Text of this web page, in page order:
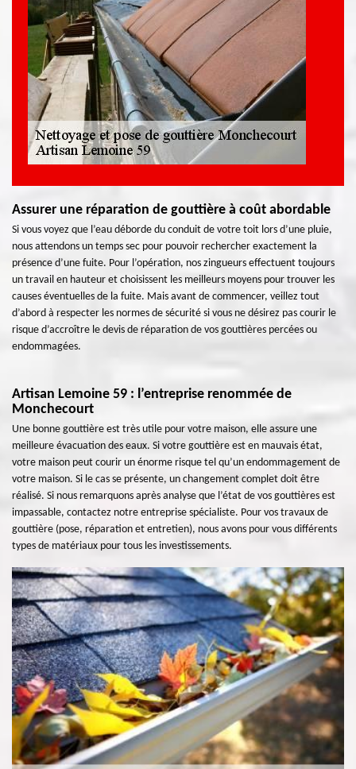
Assurer une réparation de gouttière à coût abordable
Si vous voyez que l’eau déborde du conduit de votre toit lors d’une pluie,
nous attendons un temps sec pour pouvoir rechercher exactement la
présence d’une fuite. Pour l’opération, nos zingueurs effectuent toujours
un travail en hauteur et choisissent les meilleurs moyens pour trouver les
causes éventuelles de la fuite. Mais avant de commencer, veillez tout
d’abord à respecter les normes de sécurité si vous ne désirez pas courir le
risque d’accroître le devis de réparation de vos gouttières percées ou
endommagées.
Artisan Lemoine 59 : l’entreprise renommée de
Monchecourt
Une bonne gouttière est très utile pour votre maison, elle assure une
meilleure évacuation des eaux. Si votre gouttière est en mauvais état,
votre maison peut courir un énorme risque tel qu’un endommagement de
votre maison. Si le cas se présente, un changement complet doit être
réalisé. Si nous remarquons après analyse que l’état de vos gouttières est
impassable, contactez notre entreprise spécialiste. Pour vos travaux de
gouttière (pose, réparation et entretien), nous avons pour vous différents
types de matériaux pour tous les investissements.